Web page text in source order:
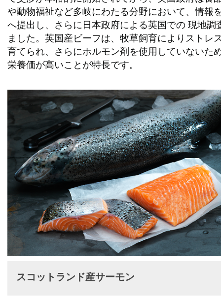
や動物福祉など多岐にわたる分野において、情報
へ提出し、さらに日本政府による英国での 現地調
ました。英国産ビーフは、牧草飼育によりストレ
育てられ、さらにホルモン剤を使用していないた
栄養価が高いことが特長です。
スコットランド産サーモン